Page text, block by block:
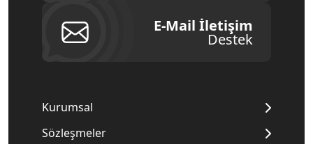
E-Mail İletişim
Destek
Kurumsal
Sözleşmeler